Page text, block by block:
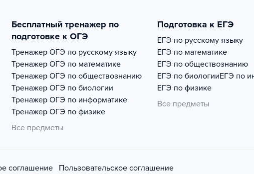
Бесплатный тренажер по
подготовке к ОГЭ
Тренажер ОГЭ по русскому языку
Тренажер ОГЭ по математике
Тренажер ОГЭ по обществознанию
Тренажер ОГЭ по биологии
Тренажер ОГЭ по информатике
Тренажер ОГЭ по физике
Все предметы
Подготовка к ЕГЭ
ЕГЭ по русскому языку
ЕГЭ по математике
ЕГЭ по обществознанию
ЕГЭ по биологииЕГЭ по
ЕГЭ по физике
Все предметы
соглашение Пользовательское соглашение